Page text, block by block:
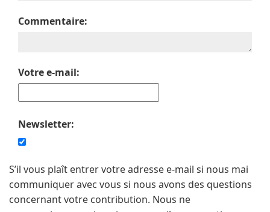
Commentaire:
Votre e-mail:
Newsletter:
S’il vous plaît entrer votre adresse e-mail si nous mai
communiquer avec vous si nous avons des questions
concernant votre contribution. Nous ne